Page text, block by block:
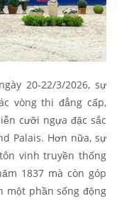
20-22/3/2026, sự
vòng thi đẳng cấp,
cưỡi ngựa đặc sắc
Palais. Hơn nữa, sự
vinh truyền thống
1837 mà còn góp
một phần sống động